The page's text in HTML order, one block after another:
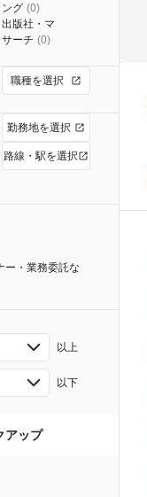
ング (0)
版社・マ
ーチ (0)
職種を選択
勤務地を選択
路線・駅を選択
ー・業務委託な
以上
以下
アップ